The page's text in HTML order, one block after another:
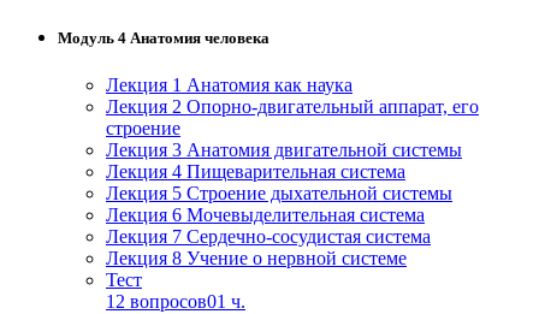
Модуль 4 Анатомия человека
Лекция 1 Анатомия как наука
Лекция 2 Опорно-двигательный аппарат, его
строение
Лекция 3 Анатомия двигательной системы
Лекция 4 Пищеварительная система
Лекция 5 Строение дыхательной системы
Лекция 6 Мочевыделительная система
Лекция 7 Сердечно-сосудистая система
Лекция 8 Учение о нервной системе
Тест
12 вопросов01 ч.